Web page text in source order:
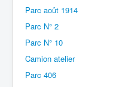
Les As
Cahiers des As
Parc août 1914
Parc N° 2
Parc N° 10
Camion atelier
Parc 406